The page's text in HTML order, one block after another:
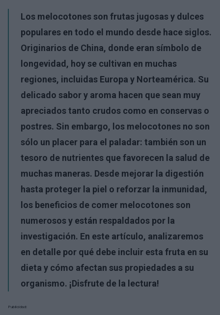
Los melocotones son frutas jugosas y dulces
populares en todo el mundo desde hace siglos.
Originarios de China, donde eran símbolo de
longevidad, hoy se cultivan en muchas
regiones, incluidas Europa y Norteamérica. Su
delicado sabor y aroma hacen que sean muy
apreciados tanto crudos como en conservas o
postres. Sin embargo, los melocotones no son
sólo un placer para el paladar: también son un
tesoro de nutrientes que favorecen la salud de
muchas maneras. Desde mejorar la digestión
hasta proteger la piel o reforzar la inmunidad,
los beneficios de comer melocotones son
numerosos y están respaldados por la
investigación. En este artículo, analizaremos
en detalle por qué debe incluir esta fruta en su
dieta y cómo afectan sus propiedades a su
organismo. ¡Disfrute de la lectura!
Publicidad: